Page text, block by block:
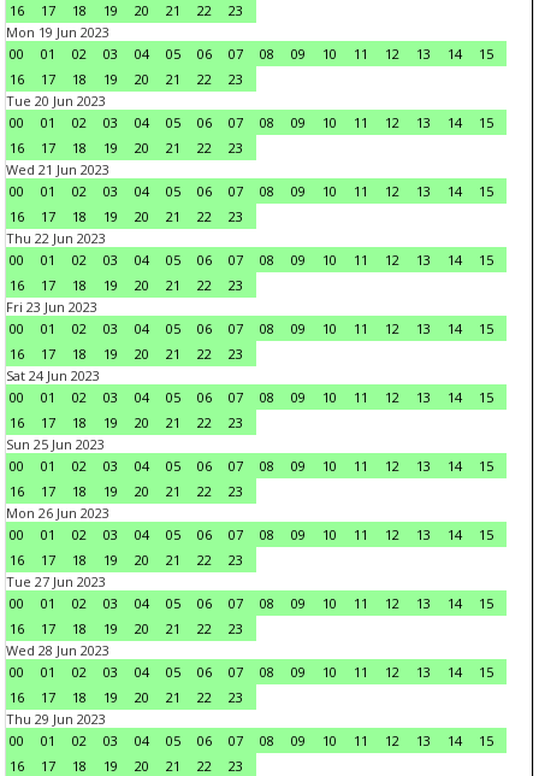
16
17 18 19 20 21 22
23
Mon 19 Jun 2023
00
01 02 03 04 05 06 07 08 09 10 11 12 13 14
15
16
17 18 19 20 21 22
23
Tue 20 Jun 2023
00
01 02 03 04 05 06 07 08 09 10 11 12 13 14
15
16
17 18 19 20 21 22
23
Wed 21 Jun 2023
00
01 02 03 04 05 06 07 08 09 10 11 12 13 14
15
16
17 18 19 20 21 22
23
Thu 22 Jun 2023
00
01 02 03 04 05 06 07 08 09 10 11 12 13 14
15
16
17 18 19 20 21 22
23
Fri 23 Jun 2023
00
01 02 03 04 05 06 07 08 09 10 11 12 13 14
15
16
17 18 19 20 21 22
23
Sat 24 Jun 2023
00
01 02 03 04 05 06 07 08 09 10 11 12 13 14
15
16
17 18 19 20 21 22
23
Sun 25 Jun 2023
00
01 02 03 04 05 06 07 08 09 10 11 12 13 14
15
16
17 18 19 20 21 22
23
Mon 26 Jun 2023
00
01 02 03 04 05 06 07 08 09 10 11 12 13 14
15
16
17 18 19 20 21 22
23
Tue 27 Jun 2023
00
01 02 03 04 05 06 07 08 09 10 11 12 13 14
15
16
17 18 19 20 21 22
23
Wed 28 Jun 2023
00
01 02 03 04 05 06 07 08 09 10 11 12 13 14
15
16
17 18 19 20 21 22
23
Thu 29 Jun 2023
00
01 02 03 04 05 06 07 08 09 10 11 12 13 14
15
16
17 18 19 20 21 22
23